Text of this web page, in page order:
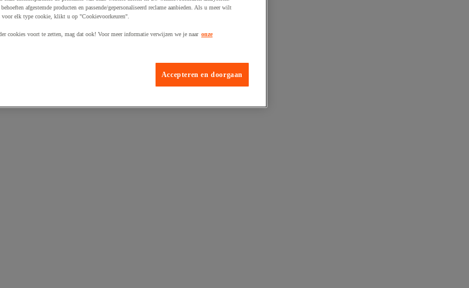
afgestemde producten en passende/gepersonaliseerd reclame aanbieden. Als u meer wilt
voor elk type cookie, klikt u op "Cookievoorkeuren".
cookies voort te zetten, mag dat ook! Voor meer informatie verwijzen we je naar onze
Accepteren en doorgaan